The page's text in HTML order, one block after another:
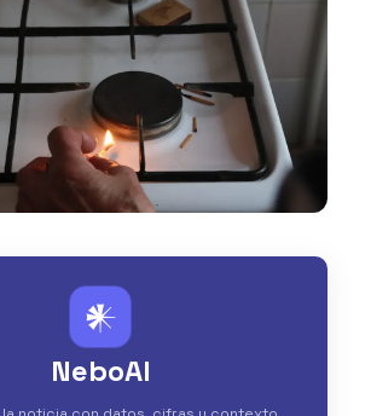
𒀭
NeboAI